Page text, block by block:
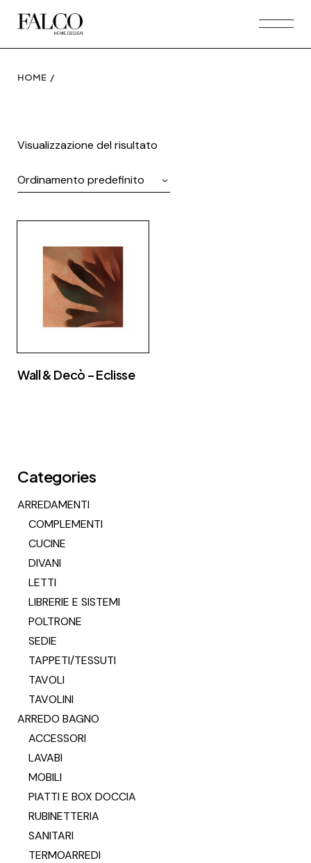
HOME
Visualizzazione del risultato
Ordinamento predefinito
Wall & Decò – Eclisse
Categories
ARREDAMENTI
COMPLEMENTI
CUCINE
DIVANI
LETTI
LIBRERIE E SISTEMI
POLTRONE
SEDIE
TAPPETI/TESSUTI
TAVOLI
TAVOLINI
ARREDO BAGNO
ACCESSORI
LAVABI
MOBILI
PIATTI E BOX DOCCIA
RUBINETTERIA
SANITARI
TERMOARREDI